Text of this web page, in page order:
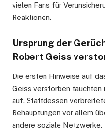
vielen Fans für
Reaktionen.
Ursprung der
Robert Geiss
Die ersten Hinweise auf
Geiss verstorben tauchten
auf. Stattdessen
Behauptungen vor allem
andere soziale Netzwerke.